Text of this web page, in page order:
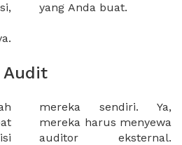
yang Anda buat.
Audit